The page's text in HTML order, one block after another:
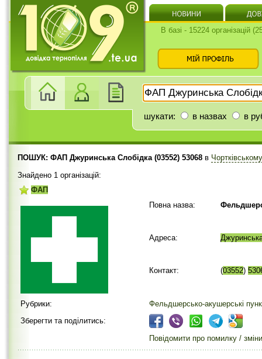
В базі - 15224 організацій
шукати: в назвах в
ПОШУК: ФАП Джуринська Слобідка (03552) 53068 в
Знайдено 1 організацій:
ФАП
Повна назва:
Адреса:
Контакт: (03552)
Рубрики:
Фельдшерсько-акушерські
Зберегти та поділитись:
Повідомити про помилку / зміни